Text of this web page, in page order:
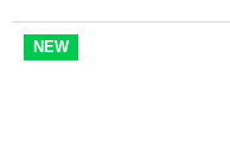
NEW